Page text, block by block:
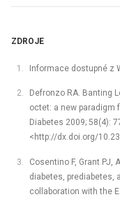
ZDROJE
Informace dostupné z
Defronzo RA. Banting
octet: a new paradigm
Diabetes 2009; 58(4):
<http://dx.doi.org/
Cosentino F, Grant PJ,
diabetes, prediabetes,
collaboration with the